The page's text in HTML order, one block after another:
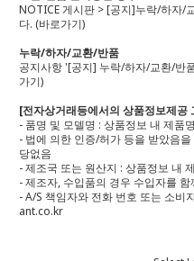
NOTICE 게시판 > [공지]누락/하자/
다. (바로가기)
누락/하자/교환/반품
공지사항 '[공지] 누락/하자/교환/반
가기)
[전자상거래등에서의 상품정보제공
- 품명 및 모델명 : 상품정보 내 제품
- 법에 의한 인증/허가 등을 받았음
당없음
- 제조국 또는 원산지 : 상품정보 내
- 제조자, 수입품의 경우 수입자를
- A/S 책임자와 전화 번호 또는 소
ant.co.kr